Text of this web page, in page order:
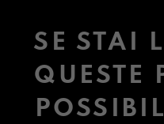
SE STAI
QUESTE